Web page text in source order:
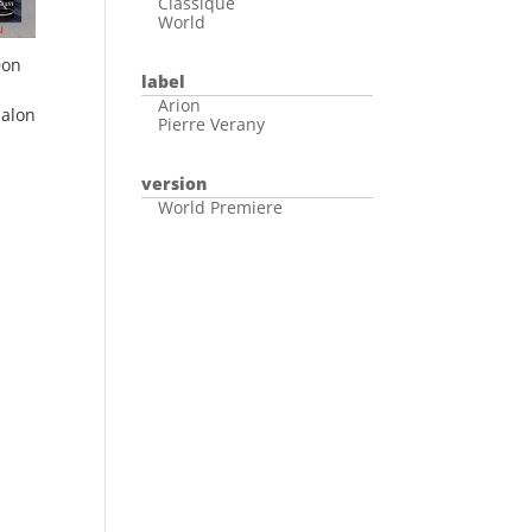
World
label
Arion
Pierre Verany
version
World Premiere